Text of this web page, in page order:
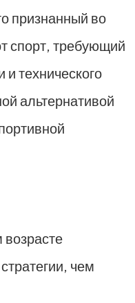
признанный во
спорт, требующий
технического
альтернативой
чем